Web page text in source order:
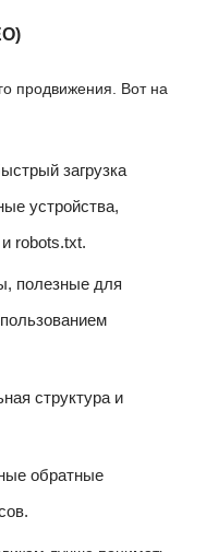
продвижения. Вот на
загрузка
устройства,
robots.txt.
полезные для
структура и
обратные